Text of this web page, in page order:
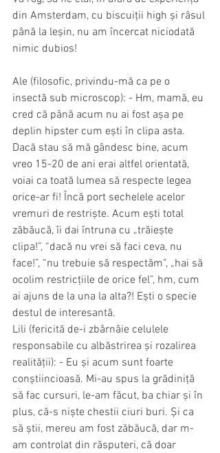
din Amsterdam, cu biscuiții high și râsul
până la leșin, nu am încercat niciodată
nimic dubios!
Ale (filosofic, privindu-mă ca pe o
insectă sub microscop): - Hm, mamă, eu
cred că până acum nu ai fost așa pe
deplin hipster cum ești în clipa asta.
Dacă stau să mă gândesc bine, acum
vreo 15-20 de ani erai altfel orientată,
voiai ca toată lumea să respecte legea
orice-ar fi! Încă port sechelele acelor
vremuri de restriște. Acum ești total
zăbăucă, îi dai întruna cu „trăiește
clipa!”, “dacă nu vrei să faci ceva, nu
face!”, “nu trebuie să respectăm”, „hai să
ocolim restricțiile de orice fel”, hm, cum
ai ajuns de la una la alta?! Ești o specie
destul de interesantă.
Lili (fericită de-i zbârnâie celulele
responsabile cu albăstrirea și rozalirea
realității): - Eu și acum sunt foarte
conștiincioasă. Mi-au spus la grădiniță
să fac cursuri, le-am făcut, ba chiar și în
plus, că-s niște chestii ciuri buri. Și ca
să știi, mereu am fost zăbăucă, dar m-
am controlat din răsputeri, că doar